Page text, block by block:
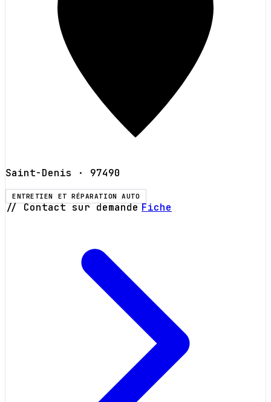
Saint-Denis · 97490
ENTRETIEN ET RÉPARATION AUTO
// Contact sur demande Fiche